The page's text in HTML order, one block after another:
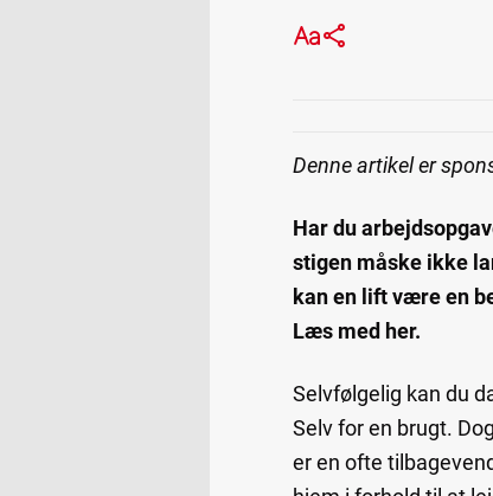
Denne artikel er
Har du
stigen måske ikke
kan en lift være en
Læs med her.
Selvfølgelig kan du
Selv for en brugt.
er en ofte